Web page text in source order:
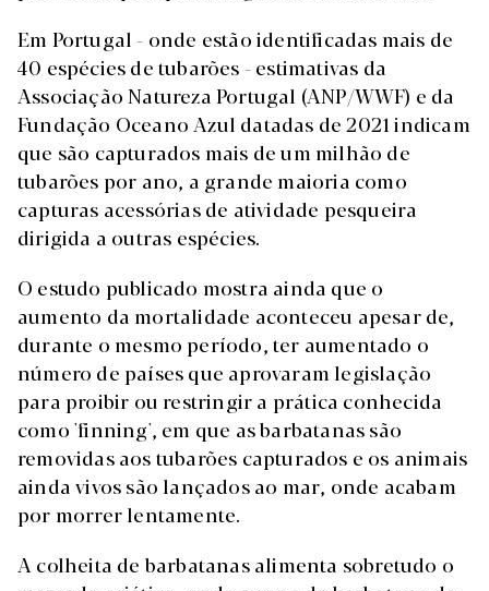
Em Portugal - onde estão identificadas mais de
40 espécies de tubarões - estimativas da
Associação Natureza Portugal (ANP/WWF) e da
Fundação Oceano Azul datadas de 2021 indicam
que são capturados mais de um milhão de
tubarões por ano, a grande maioria como
capturas acessórias de atividade pesqueira
dirigida a outras espécies.
O estudo publicado mostra ainda que o
aumento da mortalidade aconteceu apesar de,
durante o mesmo período, ter aumentado o
número de países que aprovaram legislação
para proibir ou restringir a prática conhecida
como 'finning', em que as barbatanas são
removidas aos tubarões capturados e os animais
ainda vivos são lançados ao mar, onde acabam
por morrer lentamente.
A colheita de barbatanas alimenta sobretudo o